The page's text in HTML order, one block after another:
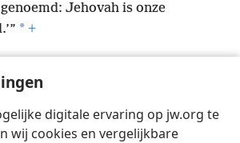
digitale ervaring op jw.org te
wij cookies en vergelijkbare
Jehovah is onze
* +